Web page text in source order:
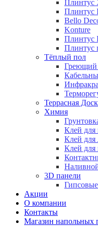
Плинтус
Плинтус
Bello
Konture
Плинтус
Плинтус
Тёплый пол
Греющий
Террасная
Химия
Клей для
Клей для
Клей для
3D панели
Акции
О компании
Контакты
Магазин напольных